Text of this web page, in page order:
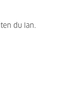
du lan.